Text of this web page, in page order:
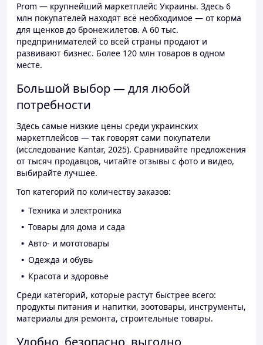
Prom — крупнейший маркетплейс Украины. Здесь 6
млн покупателей находят всё необходимое — от корма
для щенков до бронежилетов. А 60 тыс.
предпринимателей со всей страны продают и
развивают бизнес. Более 120 млн товаров в одном
месте.
Большой выбор — для любой
потребности
Здесь самые низкие цены среди украинских
маркетплейсов — так говорят сами покупатели
(исследование Kantar, 2025). Сравнивайте предложения
от тысяч продавцов, читайте отзывы с фото и видео,
выбирайте лучшее.
Топ категорий по количеству заказов:
Техника и электроника
Товары для дома и сада
Авто- и мототовары
Одежда и обувь
Красота и здоровье
Среди категорий, которые растут быстрее всего:
продукты питания и напитки, зоотовары, инструменты,
материалы для ремонта, строительные товары.